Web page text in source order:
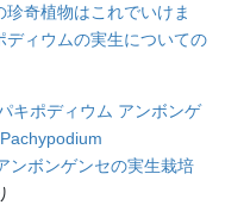
奇植物はこれでいけま
ディウムの実生についての
キポディウム アンボンゲ
Pachypodium
ンボンゲンセの実生栽培